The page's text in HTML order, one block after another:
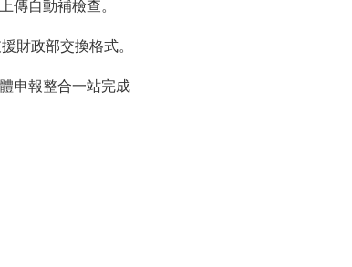
傳自動補檢查。
財政部交換格式。
申報整合一站完成